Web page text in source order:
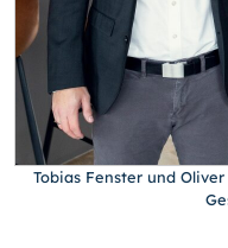
Tobias Fenster und